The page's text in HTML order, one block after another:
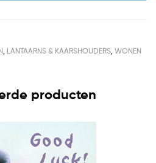
LANTAARNS & KAARSHOUDERS WONEN
producten